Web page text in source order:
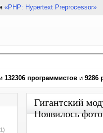
«PHP: Hypertext Preprocessor»
132306 программистов и 9286
Гигантский
Появилось